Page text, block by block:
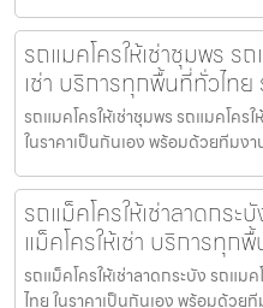
รถแมคโครให้เช่าชุมพร ร
เช่า บริการทุกพื้นที่ทั่วไทย
รถแมคโครให้เช่าชุมพร รถแมคโคร
ในราคาเป็นกันเอง พร้อมด้วยทีมง
รถแม็คโครให้เช่าลาดกระ
แม็คโครให้เช่า บริการทุก
รถแม็คโครให้เช่าลาดกระบัง รถแม
ไทย ในราคาเป็นกันเอง พร้อมด้ว